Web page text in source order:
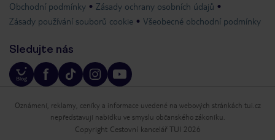
Obchodní podmínky
Zásady ochrany osobních údajů
Zásady používání souborů cookie
Všeobecné obchodní podmínky
Sledujte nás
Oznámení, reklamy, ceníky a informace uvedené na webových stránkách tui.cz
nepředstavují nabídku ve smyslu občanského zákoníku.
Copyright Cestovní kancelář TUI 2026